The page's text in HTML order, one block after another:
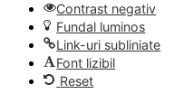
Contrast negativ
Fundal luminos
Link-uri subliniate
Font lizibil
Reset